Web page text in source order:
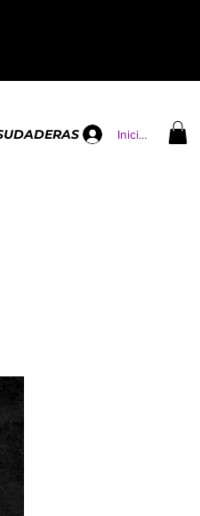
Iniciar sesión